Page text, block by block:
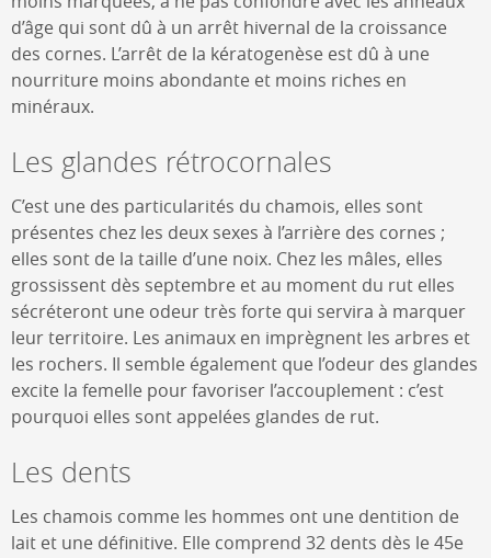
d’âge qui sont dû à un arrêt hivernal de la croissance
des cornes. L’arrêt de la kératogenèse est dû à une
nourriture moins abondante et moins riches en
minéraux.
Les glandes rétrocornales
C’est une des particularités du chamois, elles sont
présentes chez les deux sexes à l’arrière des cornes ;
elles sont de la taille d’une noix. Chez les mâles, elles
grossissent dès septembre et au moment du rut elles
sécréteront une odeur très forte qui servira à marquer
leur territoire. Les animaux en imprègnent les arbres et
les rochers. Il semble également que l’odeur des glandes
excite la femelle pour favoriser l’accouplement : c’est
pourquoi elles sont appelées glandes de rut.
Les dents
Les chamois comme les hommes ont une dentition de
lait et une définitive. Elle comprend 32 dents dès le 45e